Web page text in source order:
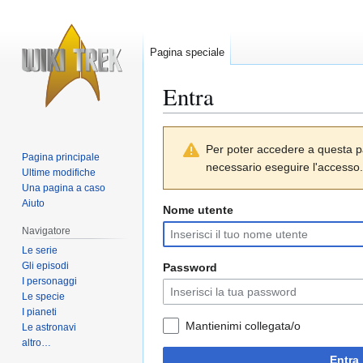
Entra
navigazione
Per poter accedere a questa
necessario eseguire l'accesso.
Nome utente
Password
Mantienimi collegata/o
Entra
Pagina speciale
Pagina principale
Ultime modifiche
Una pagina a caso
Aiuto
Navigatore
Le serie
Gli episodi
I personaggi
Le specie
I pianeti
Le astronavi
altro…